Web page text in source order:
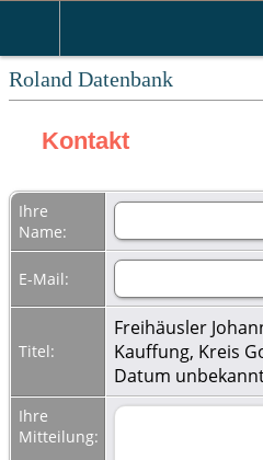
Roland Datenbank
Kontakt
Ihre
Name:
E-Mail:
Titel:
Freihäusler
Kauffung, Kreis
Datum
Ihre
Mitteilung: